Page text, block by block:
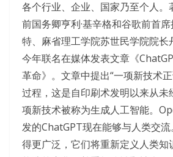
各个行业、企业、国家乃至个人。
前国务卿亨利·基辛格和谷歌前首
特、麻省理工学院苏世民学院院长
今年联名在媒体发表文章《
革命》。文章中提出“一项新技术
过程，这是自印刷术发明以来从未
项新技术被称为生成人工智能。
发的ChatGPT现在能够与人类交
得更广泛，它们将重新定义人类知